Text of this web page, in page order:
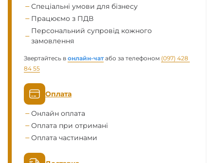
Спеціальні умови для бізнесу
Працюємо з ПДВ
Персональний супровід кожного
замовлення
Звертайтесь в онлайн-чат або за телефоном (097) 428
84 55
Оплата
Онлайн оплата
Оплата при отримані
Оплата частинами